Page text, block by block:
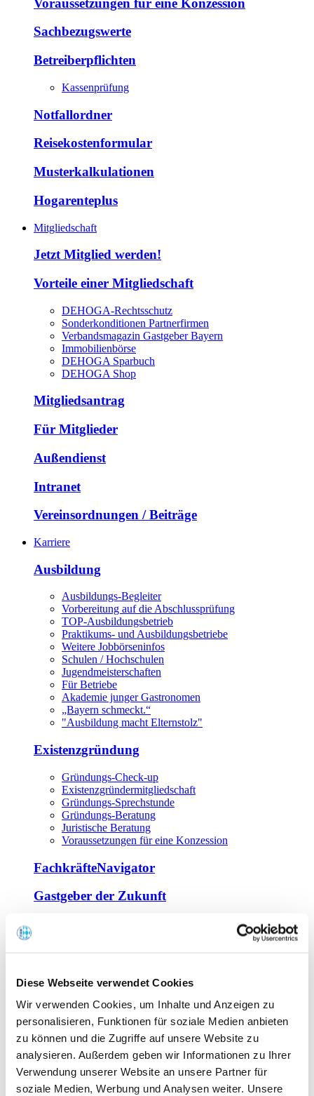
Diese Webseite verwendet Cookies
Wir verwenden Cookies, um Inhalte und Anzeigen zu
personalisieren, Funktionen für soziale Medien anbieten
zu können und die Zugriffe auf unsere Website zu
analysieren. Außerdem geben wir Informationen zu Ihrer
Verwendung unserer Website an unsere Partner für
soziale Medien, Werbung und Analysen weiter. Unsere
Voraussetzungen für eine Konzession
Sachbezugswerte
Betreiberpflichten
Kassenprüfung
Notfallordner
Reisekostenformular
Musterkalkulationen
Hogarenteplus
Mitgliedschaft
Jetzt Mitglied werden!
Vorteile einer Mitgliedschaft
DEHOGA-Rechtsschutz
Sonderkonditionen Partnerfirmen
Verbandsmagazin Gastgeber Bayern
Immobilienbörse
DEHOGA Sparbuch
DEHOGA Shop
Mitgliedsantrag
Für Mitglieder
Außendienst
Intranet
Vereinsordnungen / Beiträge
Karriere
Ausbildung
Ausbildungs-Begleiter
Vorbereitung auf die Abschlussprüfung
TOP-Ausbildungsbetrieb
Praktikums- und Ausbildungsbetriebe
Weitere Jobbörseninfos
Schulen / Hochschulen
Jugendmeisterschaften
Für Betriebe
Akademie junger Gastronomen
„Bayern schmeckt.“
"Ausbildung macht Elternstolz"
Existenzgründung
Gründungs-Check-up
Existenzgründermitgliedschaft
Gründungs-Sprechstunde
Gründungs-Beratung
Juristische Beratung
Voraussetzungen für eine Konzession
FachkräfteNavigator
Gastgeber der Zukunft
Offene Seminare
Tagen im Palais
Wirte-und Unternehmerbrief
Lernplattform BOUNTI
Partner
Branchennahe Organisationen